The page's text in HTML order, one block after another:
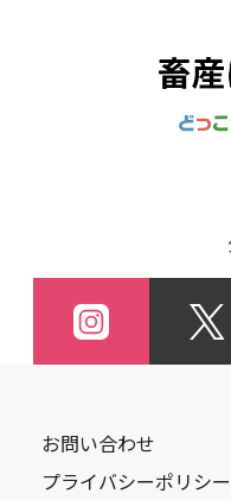
お問い合わせ
プライバシーポリシー